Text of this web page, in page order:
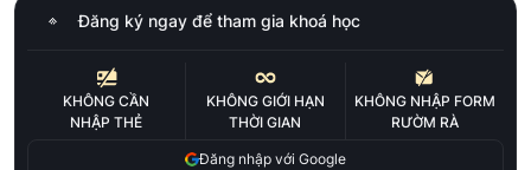
Đăng ký ngay để tham gia khoá học
KHÔNG CẦN
NHẬP THẺ
KHÔNG GIỚI HẠN
THỜI GIAN
KHÔNG NHẬP FORM
RƯỜM RÀ
Đăng nhập với Google